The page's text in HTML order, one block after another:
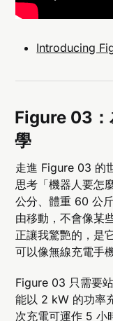
Introducing
Figure 03：
學
走進 Figure 03 的
思考「機器人要怎
公分、體重 60 公
由移動，不會像某
正讓我驚艷的，是
可以像無線充電手
Figure 03 只需要
能以 2 kW 的功率
次充電可運作 5 小